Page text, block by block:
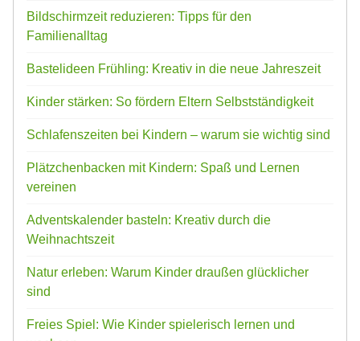
Bildschirmzeit reduzieren: Tipps für den
Familienalltag
Bastelideen Frühling: Kreativ in die neue Jahreszeit
Kinder stärken: So fördern Eltern Selbstständigkeit
Schlafenszeiten bei Kindern – warum sie wichtig sind
Plätzchenbacken mit Kindern: Spaß und Lernen
vereinen
Adventskalender basteln: Kreativ durch die
Weihnachtszeit
Natur erleben: Warum Kinder draußen glücklicher
sind
Freies Spiel: Wie Kinder spielerisch lernen und